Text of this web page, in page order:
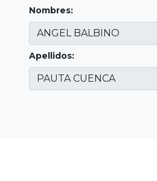
Nombres:
Apellidos: